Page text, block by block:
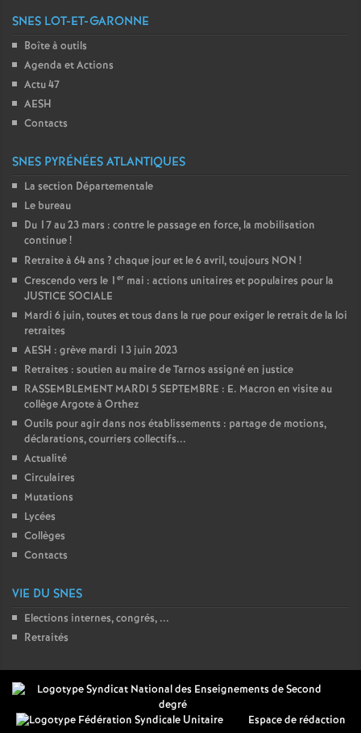
SNES LOT-ET-GARONNE
Boîte à outils
Agenda et Actions
Actu 47
AESH
Contacts
SNES PYRÉNÉES ATLANTIQUES
La section Départementale
Le bureau
Du 17 au 23 mars : contre le passage en force, la mobilisation
continue!
Retraite à 64 ans ? chaque jour et le 6 avril, toujours NON !
Crescendo vers le 1 er mai : actions unitaires et populaires pour la
JUSTICE SOCIALE
Mardi 6 juin, toutes et tous dans la rue pour exiger le retrait de la loi
retraites
AESH : grève mardi 13 juin 2023
Retraites : soutien au maire de Tarnos assigné en justice
RASSEMBLEMENT MARDI 5 SEPTEMBRE : E. Macron en visite au
collège Argote à Orthez
Outils pour agir dans nos établissements : partage de motions,
déclarations, courriers collectifs...
Actualité
Circulaires
Mutations
Lycées
Collèges
Contacts
VIE DU SNES
Elections internes, congrés, ...
Retraités
Espace de rédaction